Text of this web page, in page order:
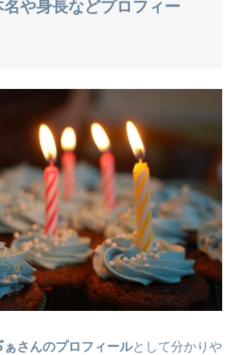
や身長などプロフィー
ぁさんのプロフィールとして分かりや